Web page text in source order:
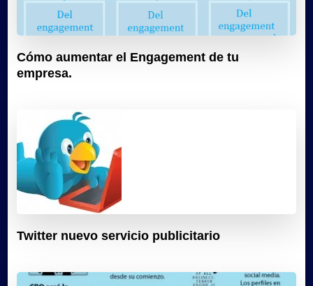
Cómo aumentar el Engagement de tu
empresa.
Twitter nuevo servicio publicitario